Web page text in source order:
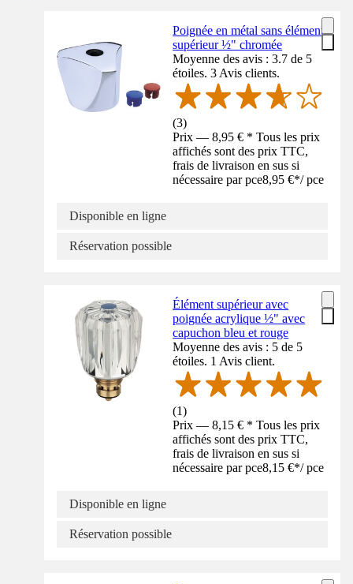
Poignée en métal sans élément
supérieur ½" chromée
Moyenne des avis : 3.7 de 5
étoiles. 3 Avis clients.
(3)
Prix — 8,95 € * Tous les prix
affichés sont des prix TTC,
frais de livraison en sus si
nécessaire par pce8,95 €*/ pce
Disponible en ligne
Réservation possible
Élément supérieur avec
poignée acrylique ½" avec
capuchon bleu et rouge
Moyenne des avis : 5 de 5
étoiles. 1 Avis client.
(1)
Prix — 8,15 € * Tous les prix
affichés sont des prix TTC,
frais de livraison en sus si
nécessaire par pce8,15 €*/ pce
Disponible en ligne
Réservation possible